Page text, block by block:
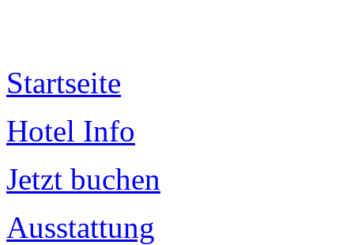
Startseite
Hotel Info
Jetzt buchen
Ausstattung